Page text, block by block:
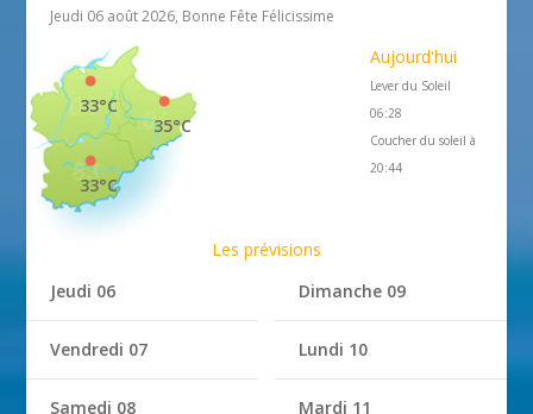
Jeudi 06 août 2026, Bonne Fête Félicissime
35°C
33°C
33°C
Aujourd'hui
Lever du Soleil
06:28
Coucher du soleil à
20:44
Les prévisions
Jeudi 06
Vendredi 07
Samedi 08
Dimanche 09
Lundi 10
Mardi 11